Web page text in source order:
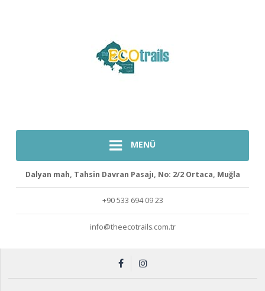
MENÜ
Dalyan mah, Tahsin Davran Pasajı, No: 2/2 Ortaca, Muğla
+90 533 694 09 23
info@theecotrails.com.tr